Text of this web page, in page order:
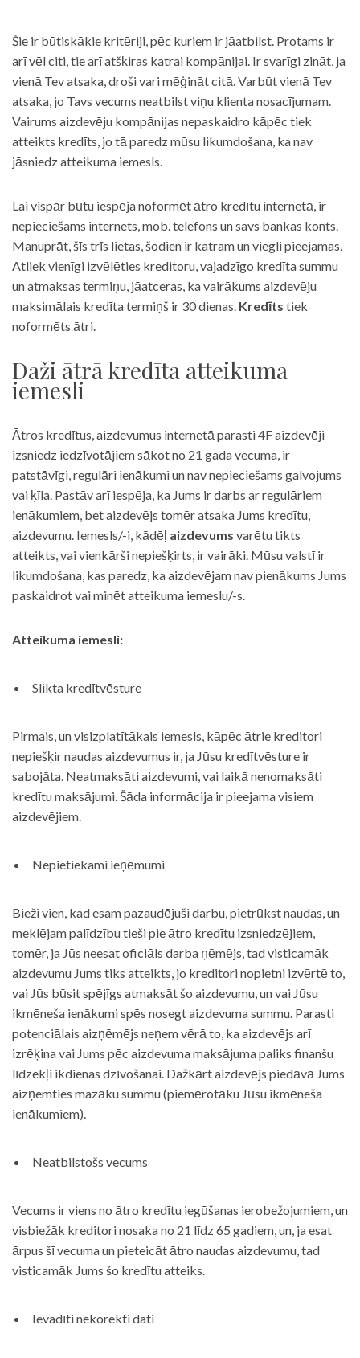
Šie ir būtiskākie kritēriji, pēc kuriem ir jāatbilst. Protams ir
arī vēl citi, tie arī atšķiras katrai kompānijai. Ir svarīgi zināt, ja
vienā Tev atsaka, droši vari mēģināt citā. Varbūt vienā Tev
atsaka, jo Tavs vecums neatbilst viņu klienta nosacījumam.
Vairums aizdevēju kompānijas nepaskaidro kāpēc tiek
atteikts kredīts, jo tā paredz mūsu likumdošana, ka nav
jāsniedz atteikuma iemesls.
Lai vispār būtu iespēja noformēt ātro kredītu internetā, ir
nepieciešams internets, mob. telefons un savs bankas konts.
Manuprāt, šīs trīs lietas, šodien ir katram un viegli pieejamas.
Atliek vienīgi izvēlēties kreditoru, vajadzīgo kredīta summu
un atmaksas termiņu, jāatceras, ka vairākums aizdevēju
maksimālais kredīta termiņš ir 30 dienas. Kredīts tiek
noformēts ātri.
Daži ātrā kredīta atteikuma
iemesli
Ātros kredītus, aizdevumus internetā parasti 4F aizdevēji
izsniedz iedzīvotājiem sākot no 21 gada vecuma, ir
patstāvīgi, regulāri ienākumi un nav nepieciešams galvojums
vai ķīla. Pastāv arī iespēja, ka Jums ir darbs ar regulāriem
ienākumiem, bet aizdevējs tomēr atsaka Jums kredītu,
aizdevumu. Iemesls/-i, kādēļ aizdevums varētu tikts
atteikts, vai vienkārši nepiešķirts, ir vairāki. Mūsu valstī ir
likumdošana, kas paredz, ka aizdevējam nav pienākums Jums
paskaidrot vai minēt atteikuma iemeslu/-s.
Atteikuma iemesli:
Slikta kredītvēsture
Pirmais, un visizplatītākais iemesls, kāpēc ātrie kreditori
nepiešķir naudas aizdevumus ir, ja Jūsu kredītvēsture ir
sabojāta. Neatmaksāti aizdevumi, vai laikā nenomaksāti
kredītu maksājumi. Šāda informācija ir pieejama visiem
aizdevējiem.
Nepietiekami ieņēmumi
Bieži vien, kad esam pazaudējuši darbu, pietrūkst naudas, un
meklējam palīdzību tieši pie ātro kredītu izsniedzējiem,
tomēr, ja Jūs neesat oficiāls darba ņēmējs, tad visticamāk
aizdevumu Jums tiks atteikts, jo kreditori nopietni izvērtē to,
vai Jūs būsit spējīgs atmaksāt šo aizdevumu, un vai Jūsu
ikmēneša ienākumi spēs nosegt aizdevuma summu. Parasti
potenciālais aizņēmējs neņem vērā to, ka aizdevējs arī
izrēķina vai Jums pēc aizdevuma maksājuma paliks finanšu
līdzekļi ikdienas dzīvošanai. Dažkārt aizdevējs piedāvā Jums
aizņemties mazāku summu (piemērotāku Jūsu ikmēneša
ienākumiem).
Neatbilstošs vecums
Vecums ir viens no ātro kredītu iegūšanas ierobežojumiem, un
visbiežāk kreditori nosaka no 21 līdz 65 gadiem, un, ja esat
ārpus šī vecuma un pieteicāt ātro naudas aizdevumu, tad
visticamāk Jums šo kredītu atteiks.
Ievadīti nekorekti dati